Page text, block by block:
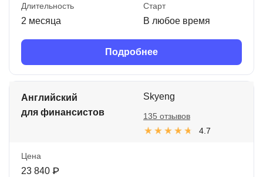
Длительность
2 месяца
Старт
В любое время
Подробнее
Английский
для финансистов
Skyeng
4.7
135 отзывов
Цена
23 840 ₽